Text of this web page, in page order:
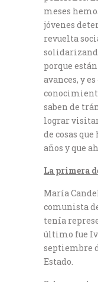
meses
jóvenes
revuelta
porque
avances, y
saben de
lograr
de cosas
años y que
La primera
María
comunista
tenía
último fue
septiembre
Estado.